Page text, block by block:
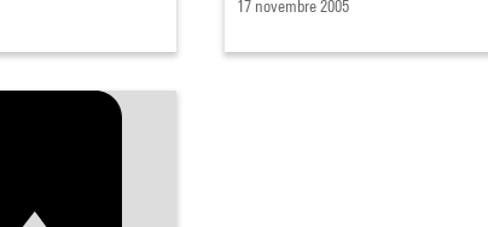
17 novembre 2005